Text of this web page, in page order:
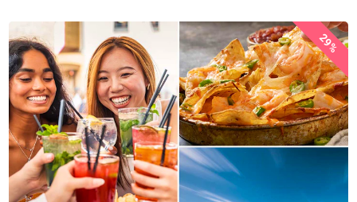
29%